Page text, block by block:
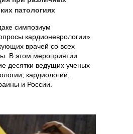
патологиях
симпозиум
кардионеврологии»
врачей со всех
В этом мероприятии
десятки ведущих ученых
кардиологии,
и России.